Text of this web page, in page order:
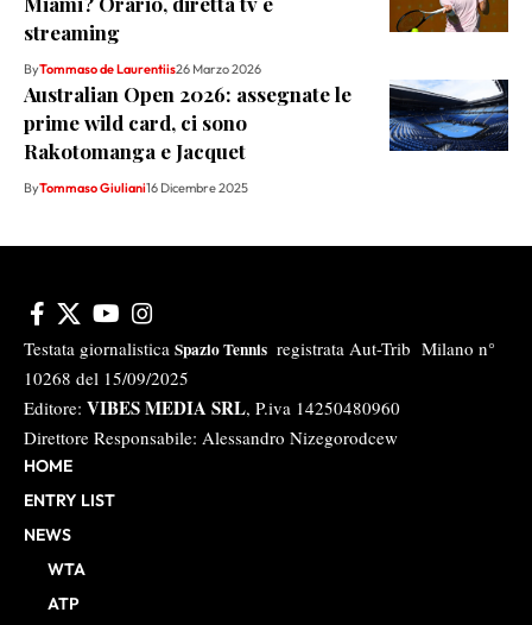
streaming
ByTommaso de Laurentiis26 Marzo 2026
Australian Open 2026: assegnate le
prime wild card, ci sono
Rakotomanga e Jacquet
ByTommaso Giuliani16 Dicembre 2025
Testata giornalistica Spazio Tennis registrata Aut-Trib Milano n°
10268 del 15/09/2025
Editore: VIBES MEDIA SRL, P.iva 14250480960
Direttore Responsabile: Alessandro Nizegorodcew
HOME
ENTRY LIST
NEWS
WTA
ATP